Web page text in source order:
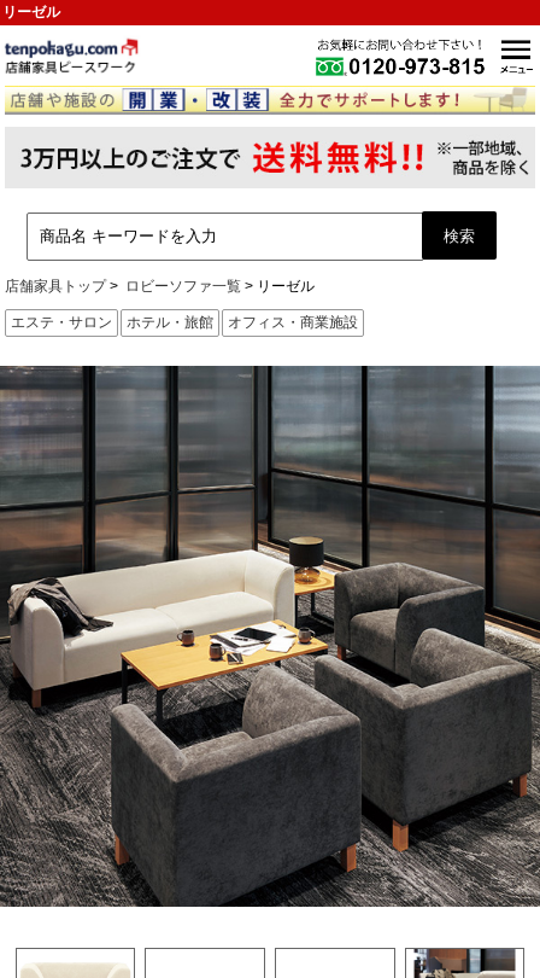
リーゼル
店舗家具トップ ロビーソファ一覧 リーゼル
エステ・サロン ホテル・旅館 オフィス・商業施設